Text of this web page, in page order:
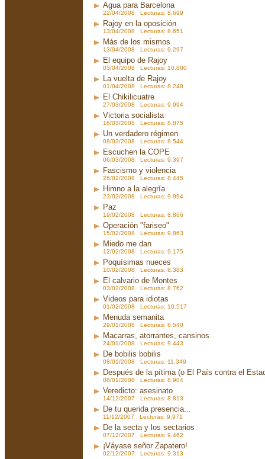
Agua para Barcelona
22/04/2008 Lecturas: 8.699
Rajoy en la oposición
13/04/2008 Lecturas: 8.651
Más de los mismos
13/04/2008 Lecturas: 9.297
El equipo de Rajoy
03/04/2008 Lecturas: 10.800
La vuelta de Rajoy
01/04/2008 Lecturas: 8.248
El Chikilicuatre
27/03/2008 Lecturas: 9.994
Victoria socialista
16/03/2008 Lecturas: 8.875
Un verdadero régimen
08/03/2008 Lecturas: 8.544
Escuchen la COPE
06/03/2008 Lecturas: 9.397
Fascismo y violencia
26/02/2008 Lecturas: 8.445
Himno a la alegría
23/02/2008 Lecturas: 9.994
Paz
19/02/2008 Lecturas: 8.866
Operación "fariseo"
15/02/2008 Lecturas: 9.863
Miedo me dan
12/02/2008 Lecturas: 9.175
Poquísimas nueces
10/02/2008 Lecturas: 8.383
El calvario de Montes
03/02/2008 Lecturas: 8.762
Videos para idiotas
01/02/2008 Lecturas: 10.517
Menuda semanita
29/01/2008 Lecturas: 8.540
Macarras, atorrantes, cansinos
24/01/2008 Lecturas: 9.443
De bobilis bobilis
08/01/2008 Lecturas: 11.349
Después de la pítima (o El País contra el
08/01/2008 Lecturas: 8.904
Veredicto: asesinato
14/12/2007 Lecturas: 8.813
De tu querida presencia...
11/12/2007 Lecturas: 9.971
De la secta y los sectarios
07/12/2007 Lecturas: 9.462
¡Váyase señor Zapatero!
02/12/2007 Lecturas: 9.313